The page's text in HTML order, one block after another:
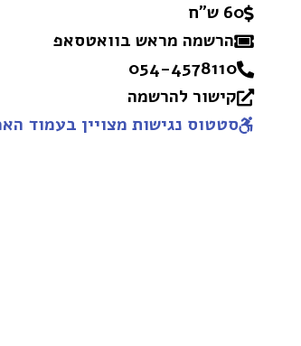
60 ש"ח
הרשמה מראש בוואטסאפ
054-4578110
קישור להרשמה
סטטוס נגישות מצויין בעמוד